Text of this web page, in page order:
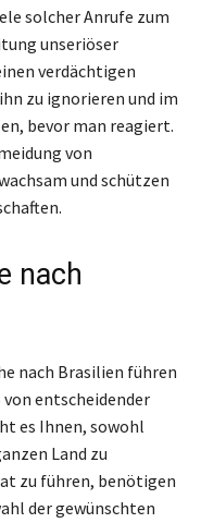
solcher Anrufe zum
unseriöser
verdächtigen
zu ignorieren und im
bevor man reagiert.
von
und schützen
nach
nach Brasilien führen
entscheidender
es Ihnen, sowohl
Land zu
zu führen, benötigen
der gewünschten